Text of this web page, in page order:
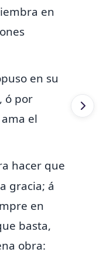
en
en su
ó por
el
hacer que
gracia; á
en
basta,
obra: